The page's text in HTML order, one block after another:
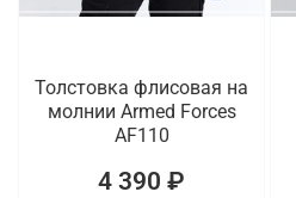
Толстовка флисовая на
молнии Armed Forces
AF110
4 390 ₽